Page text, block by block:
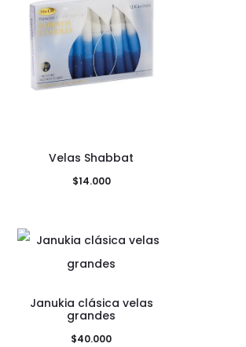
Velas Shabbat
$14.000
Janukia clásica velas
grandes
$40.000